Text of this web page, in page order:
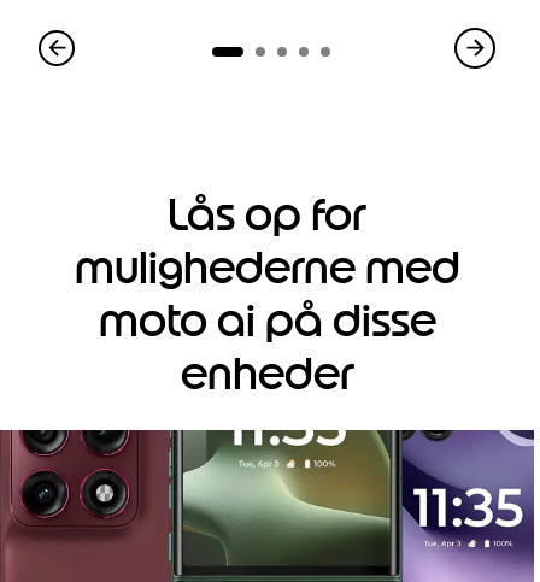
Lås op for
mulighederne med
moto ai på disse
enheder